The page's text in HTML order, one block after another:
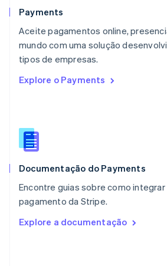
Payments
Aceite pagamentos online,
mundo com uma solução
tipos de empresas.
Explore o Payments
Documentação do Payments
Encontre guias sobre como integrar
pagamento da Stripe.
Explore a documentação
EspañolEnglish
English
Nova Zelândia
English
NederlandsEnglish
Português
RAE de Hong Kong, China
Reino Unido
República Tcheca
English
English